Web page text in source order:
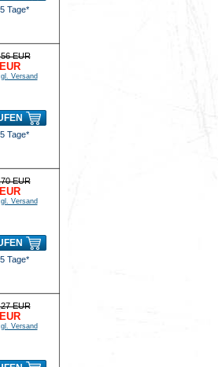
Tage*
EUR
Versand
Tage*
EUR
Versand
Tage*
EUR
Versand